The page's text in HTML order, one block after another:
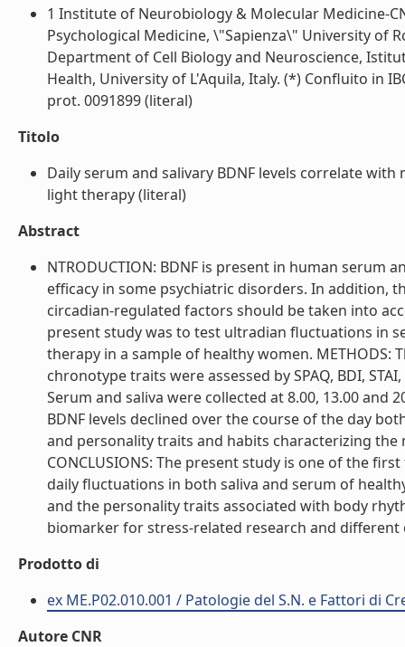
1 Institute of Neurobiology & Molecular Medicine-
Psychological Medicine, \"Sapienza\" University of
Department of Cell Biology and Neuroscience,
Health, University of L'Aquila, Italy. (*) Confluito in
prot. 0091899 (literal)
Titolo
Daily serum and salivary BDNF levels correlate
light therapy (literal)
Abstract
NTRODUCTION: BDNF is present in human serum
efficacy in some psychiatric disorders. In addition,
circadian-regulated factors should be taken into
present study was to test ultradian fluctuations in
therapy in a sample of healthy women.
chronotype traits were assessed by SPAQ, BDI,
Serum and saliva were collected at 8.00, 13.00 and
BDNF levels declined over the course of the day
and personality traits and habits characterizing
CONCLUSIONS: The present study is one of the
daily fluctuations in both saliva and serum of
and the personality traits associated with body
biomarker for stress-related research and different
Prodotto di
ex ME.P02.010.001 / Patologie del S.N. e Fattori di
Autore CNR